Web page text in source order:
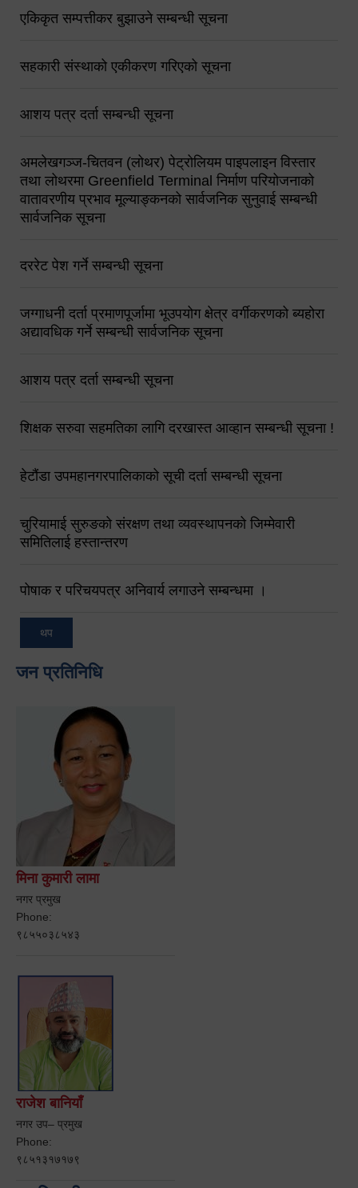
एकिकृत सम्पत्तीकर बुझाउने सम्बन्धी सूचना
सहकारी संस्थाको एकीकरण गरिएको सूचना
आशय पत्र दर्ता सम्बन्धी सूचना
अमलेखगञ्ज-चितवन (लोथर) पेट्रोलियम पाइपलाइन विस्तार
तथा लोथरमा Greenfield Terminal निर्माण परियोजनाको
वातावरणीय प्रभाव मूल्याङ्कनको सार्वजनिक सुनुवाई सम्बन्धी
सार्वजनिक सूचना
दररेट पेश गर्ने सम्बन्धी सूचना
जग्गाधनी दर्ता प्रमाणपूर्जामा भूउपयोग क्षेत्र वर्गीकरणको ब्यहोरा
अद्यावधिक गर्ने सम्बन्धी सार्वजनिक सूचना
आशय पत्र दर्ता सम्बन्धी सूचना
शिक्षक सरुवा सहमतिका लागि दरखास्त आव्हान सम्बन्धी सूचना !
हेटौंडा उपमहानगरपालिकाको सूची दर्ता सम्बन्धी सूचना
चुरियामाई सुरुङको संरक्षण तथा व्यवस्थापनको जिम्मेवारी
समितिलाई हस्तान्तरण
पोषाक र परिचयपत्र अनिवार्य लगाउने सम्बन्धमा ।
थप
जन प्रतिनिधि
मिना कुमारी लामा
नगर प्रमुख
Phone:
९८५५०३८५४३
राजेश बानियाँ
नगर उप– प्रमुख
Phone:
९८५१३१७१७९